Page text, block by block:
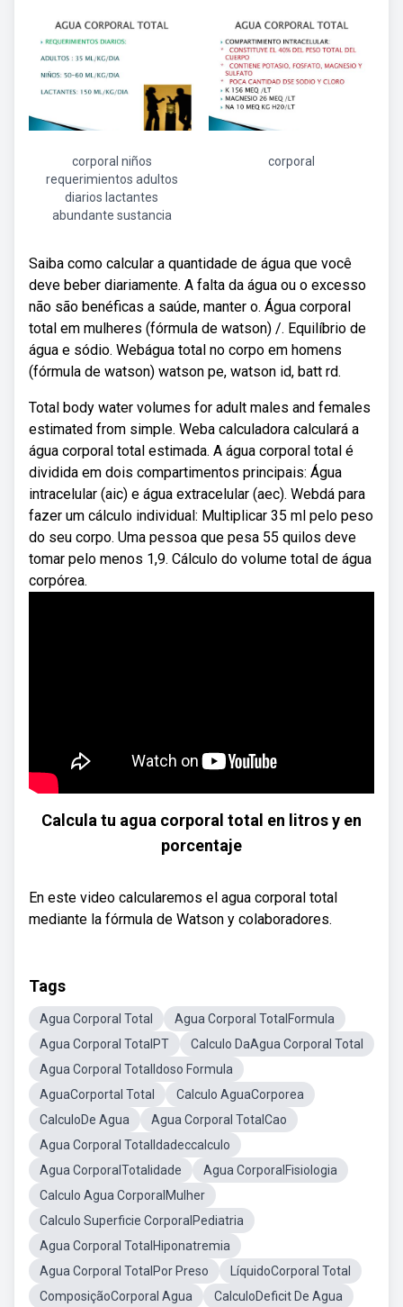
corporal niños
requerimientos adultos
diarios lactantes
abundante sustancia
corporal
Saiba como calcular a quantidade de água que você
deve beber diariamente. A falta da água ou o excesso
não são benéficas a saúde, manter o. Água corporal
total em mulheres (fórmula de watson) /. Equilíbrio de
água e sódio. Webágua total no corpo em homens
(fórmula de watson) watson pe, watson id, batt rd.
Total body water volumes for adult males and females
estimated from simple. Weba calculadora calculará a
água corporal total estimada. A água corporal total é
dividida em dois compartimentos principais: Água
intracelular (aic) e água extracelular (aec). Webdá para
fazer um cálculo individual: Multiplicar 35 ml pelo peso
do seu corpo. Uma pessoa que pesa 55 quilos deve
tomar pelo menos 1,9. Cálculo do volume total de água
corpórea.
Calcula tu agua corporal total en litros y en
porcentaje
En este video calcularemos el agua corporal total
mediante la fórmula de Watson y colaboradores.
Tags
Agua Corporal Total
Agua Corporal TotalFormula
Agua Corporal TotalPT
Calculo DaAgua Corporal Total
Agua Corporal TotalIdoso Formula
AguaCorportal Total
Calculo AguaCorporea
CalculoDe Agua
Agua Corporal TotalCao
Agua Corporal TotalIdadeccalculo
Agua CorporalTotalidade
Agua CorporalFisiologia
Calculo Agua CorporalMulher
Calculo Superficie CorporalPediatria
Agua Corporal TotalHiponatremia
Agua Corporal TotalPor Preso
LíquidoCorporal Total
ComposiçãoCorporal Agua
CalculoDeficit De Agua